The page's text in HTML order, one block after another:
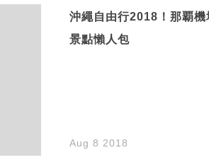
沖繩自由行2018！那覇
景點懶人包
Aug 8 2018